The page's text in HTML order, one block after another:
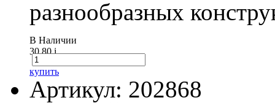
разнообразных
В Наличии
30.80i
купить
Артикул: 202868